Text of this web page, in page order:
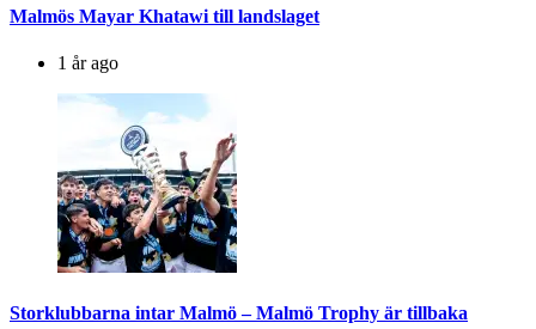
Malmös Mayar Khatawi till landslaget
1 år ago
Storklubbarna intar Malmö – Malmö Trophy är tillbaka